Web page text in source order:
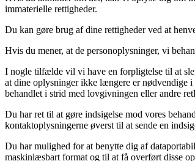
immaterielle rettigheder.
Du kan gøre brug af dine rettigheder ved at
Hvis du mener, at de personoplysninger, vi
I nogle tilfælde vil vi have en forpligtelse til at
at dine oplysninger ikke længere er nødvendige
behandlet i strid med lovgivningen eller andre
Du har ret til at gøre indsigelse mod vores
kontaktoplysningerne øverst til at sende en
Du har mulighed for at benytte dig af
maskinlæsbart format og til at få overført disse